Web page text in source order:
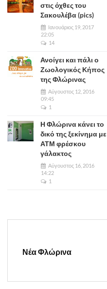
στις όχθες του
Σακουλέβα (pics)
Ιανουάριος 19, 2017
22:05
14
Ανοίγει και πάλι ο
Ζωολογικός Κήπος
της Φλώρινας
Αύγουστος 12, 2016
09:45
1
Η Φλώρινα κάνει το
δικό της ξεκίνημα με
ΑΤΜ φρέσκου
γάλακτος
Αύγουστος 16, 2016
14:22
1
Νέα Φλώρινα